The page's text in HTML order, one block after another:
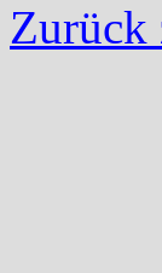
Zurück